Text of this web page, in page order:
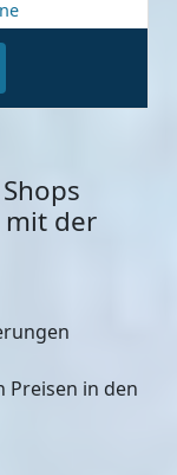
mit der
Preisen in den